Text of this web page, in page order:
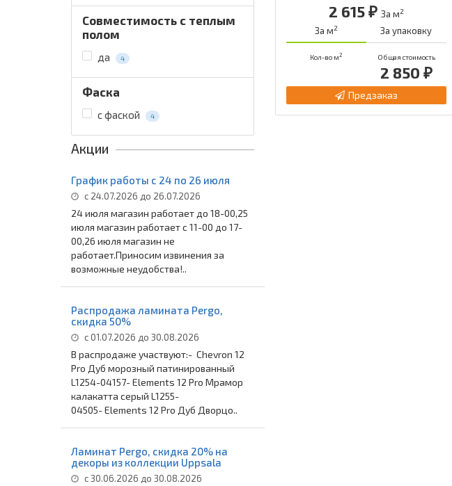
Совместимость с теплым
полом
да 4
Фаска
с фаской 4
Акции
График работы с 24 по 26 июля
с 24.07.2026 до 26.07.2026
24 июля магазин работает до 18-00,25
июля магазин работает с 11-00 до 17-
00,26 июля магазин не
работает.Приносим извинения за
возможные неудобства!..
Распродажа ламината Pergo,
скидка 50%
с 01.07.2026 до 30.08.2026
В распродаже участвуют:- Chevron 12
Pro Дуб морозный патинированный
L1254-04157- Elements 12 Pro Мрамор
калакатта серый L1255-
04505- Elements 12 Pro Дуб Дворцо..
Ламинат Pergo, скидка 20% на
декоры из коллекции Uppsala
с 30.06.2026 до 30.08.2026
2 615 ₽ За м2
За м2 За упаковку
Кол-во м2 Общая стоимость
2 850 ₽
Предзаказ